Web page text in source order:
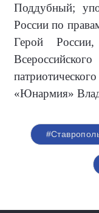
Поддубный;
России по
Герой
«Юнармия»